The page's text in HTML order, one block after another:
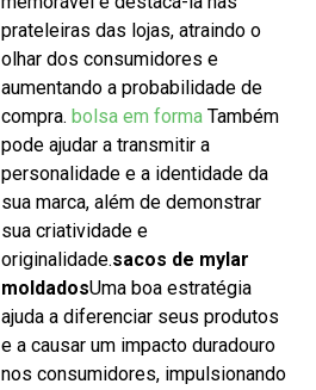
prateleiras das lojas, atraindo o
olhar dos consumidores e
aumentando a probabilidade de
compra. bolsa em formaTambém
pode ajudar a transmitir a
personalidade e a identidade da
sua marca, além de demonstrar
sua criatividade e
originalidade.sacos de mylar
moldadosUma boa estratégia
ajuda a diferenciar seus produtos
e a causar um impacto duradouro
nos consumidores, impulsionando